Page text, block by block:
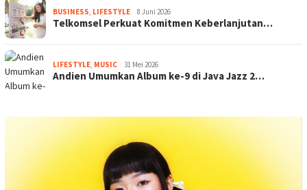
BUSINESS LIFESTYLE 8 Juni 2026
Telkomsel Perkuat Komitmen Keberlanjutan…
LIFESTYLE MUSIC 31 Mei 2026
Andien Umumkan Album ke-9 di Java Jazz 2…